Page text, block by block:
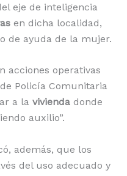
eje de inteligencia
en dicha localidad,
de ayuda de la mujer.
acciones operativas
Policía Comunitaria
a la vivienda donde
auxilio”.
además, que los
del uso adecuado y